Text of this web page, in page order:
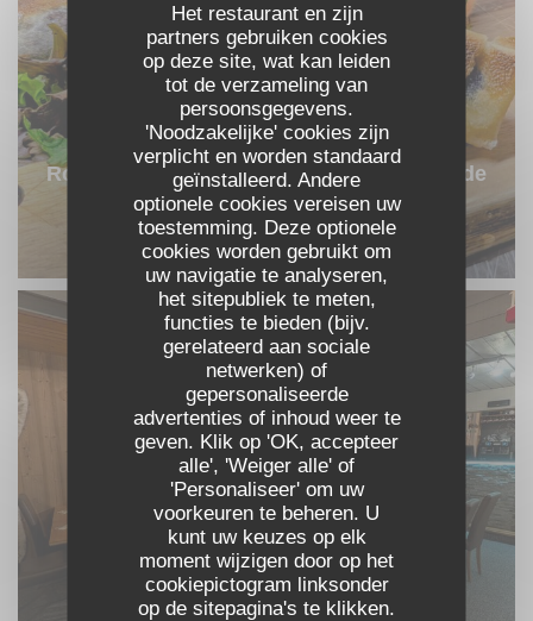
Het restaurant en zijn
partners gebruiken cookies
op deze site, wat kan leiden
tot de verzameling van
persoonsgegevens.
'Noodzakelijke' cookies zijn
verplicht en worden standaard
geïnstalleerd. Andere
optionele cookies vereisen uw
toestemming. Deze optionele
cookies worden gebruikt om
uw navigatie te analyseren,
het sitepubliek te meten,
functies te bieden (bijv.
gerelateerd aan sociale
netwerken) of
gepersonaliseerde
advertenties of inhoud weer te
geven. Klik op 'OK, accepteer
alle', 'Weiger alle' of
'Personaliseer' om uw
voorkeuren te beheren. U
kunt uw keuzes op elk
moment wijzigen door op het
cookiepictogram linksonder
op de sitepagina's te klikken.
Roulé craquant de reblochon et chutney de
myrtilles
© La Spatule
La salle